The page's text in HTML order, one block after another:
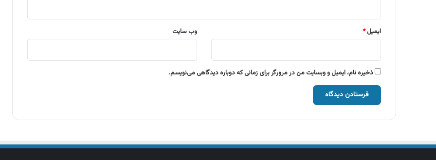
ایمیل* وب‌ سایت
ذخیره نام، ایمیل و وبسایت من در مرورگر برای زمانی که دوباره دیدگاهی می‌نویسم.